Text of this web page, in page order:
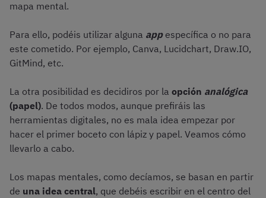
mapa mental.
Para ello, podéis utilizar alguna appespecífica o no para
este cometido. Por ejemplo, Canva, Lucidchart, Draw.IO,
GitMind, etc.
La otra posibilidad es decidiros por la opción analógica
(papel). De todos modos, aunque prefiráis las
herramientas digitales, no es mala idea empezar por
hacer el primer boceto con lápiz y papel. Veamos cómo
llevarlo a cabo.
Los mapas mentales, como decíamos, se basan en partir
de una idea central, que debéis escribir en el centro del